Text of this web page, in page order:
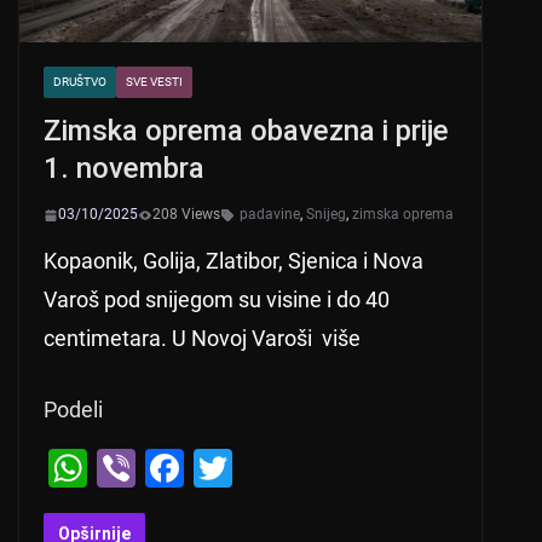
DRUŠTVO SVE VESTI
Zimska oprema obavezna i prije
1. novembra
03/10/2025 208 Views padavine, Snijeg, zimska oprema
Kopaonik, Golija, Zlatibor, Sjenica i Nova
Varoš pod snijegom su visine i do 40
centimetara. U Novoj Varoši više
Podeli
W
h
Vi
b
F
Opširnije